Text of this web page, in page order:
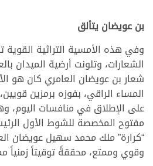
بن عويضان يتألق
وفي هذه الأمسية التراثية القوية
الشعارات، وتلونت أرضية الميدان
شعار بن عويضان العامري كان هو
المساء الراقي، بفوزه برمزين
على الإطلاق في منافسات اليوم،
مفتوح المخصصة للشوط الأول
“كرارة” ملك محمد سهيل عويضان
وقوي وممتع، محققةً توقيتاً زمنياً مميزاً قدره